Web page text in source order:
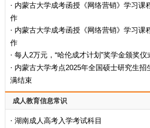
· 内蒙古大学成考函授《网络营销》学习
作
· 内蒙古大学成考函授《网络营销》学习
作
· 每人2万元，“哈伦成才计划”奖学金颁奖
· 内蒙古大学考点2025年全国硕士研究生招
满结束
成人教育信息常识
· 湖南成人高考入学考试科目